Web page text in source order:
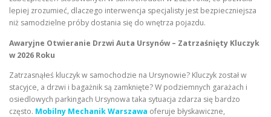
lepiej zrozumieć, dlaczego interwencja specjalisty jest bezpieczniejsza
niż samodzielne próby dostania się do wnętrza pojazdu.
Awaryjne Otwieranie Drzwi Auta Ursynów – Zatrzaśnięty Kluczyk
w 2026 Roku
Zatrzasnąłeś kluczyk w samochodzie na Ursynowie? Kluczyk został w
stacyjce, a drzwi i bagażnik są zamknięte? W podziemnych garażach i
osiedlowych parkingach Ursynowa taka sytuacja zdarza się bardzo
często. Mobilny Mechanik Warszawa oferuje błyskawiczne,